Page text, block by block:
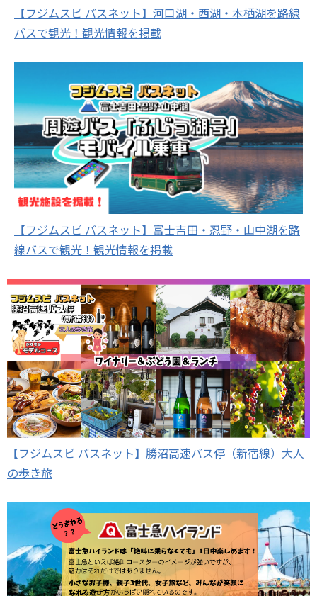
【フジムスビ バスネット】河口湖・西湖・本栖湖を路線
バスで観光！観光情報を掲載
【フジムスビ バスネット】富士吉田・忍野・山中湖を路
線バスで観光！観光情報を掲載
【フジムスビ バスネット】勝沼高速バス停（新宿線）大人
の歩き旅